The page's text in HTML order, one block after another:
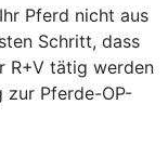
Pferd nicht aus
Schritt, dass
R+V tätig werden
zur Pferde-OP-